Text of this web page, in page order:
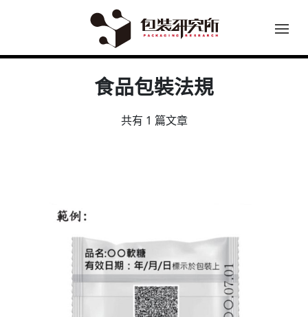
食品包裝法規
共有 1 篇文章